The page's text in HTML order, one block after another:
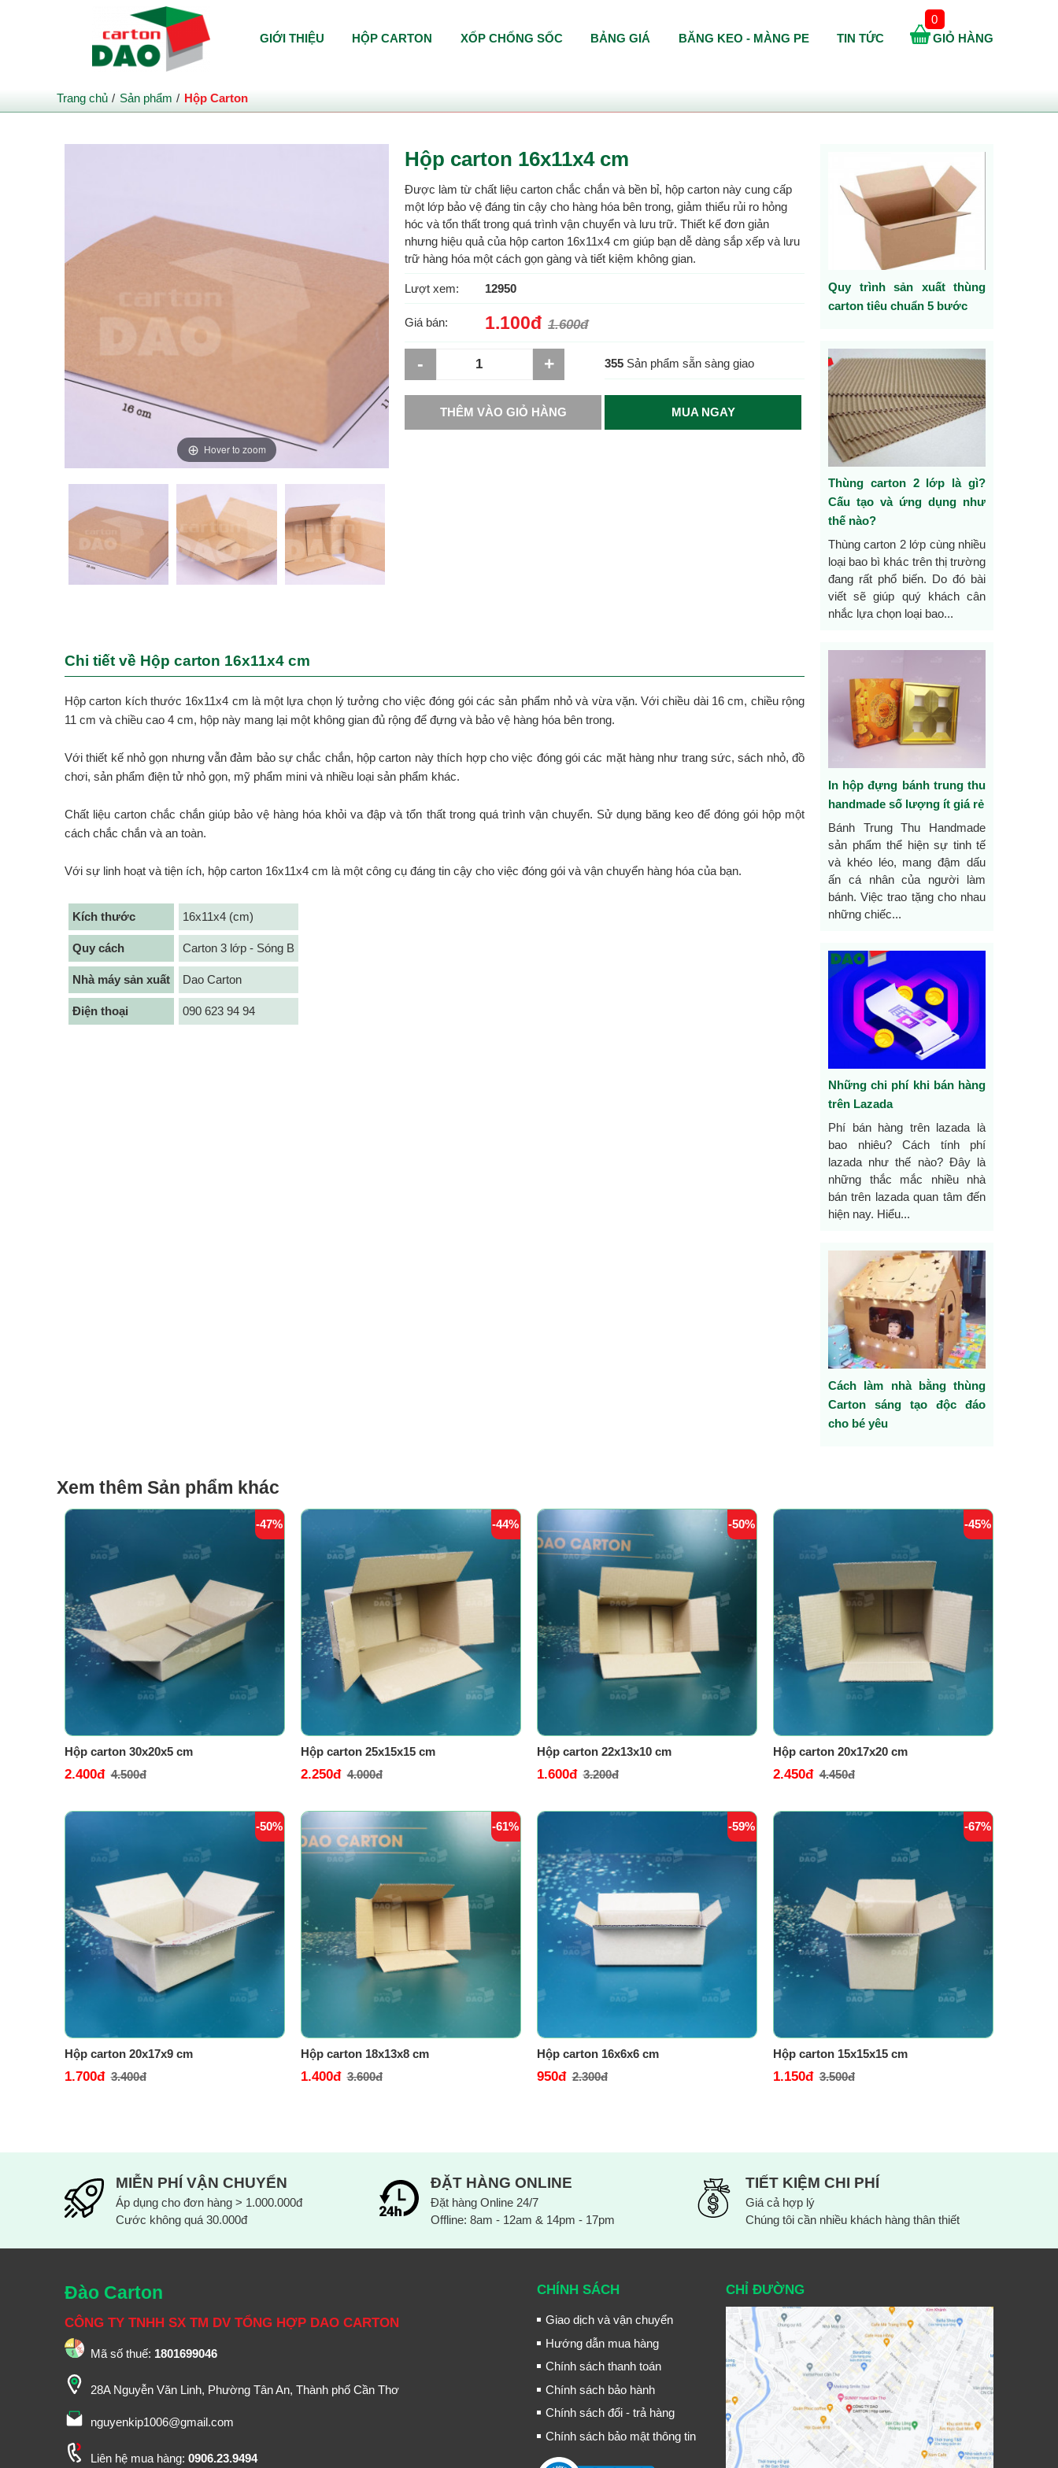
Trang chủ Sản phẩm Hộp Carton
Hover to zoom
Hộp carton 16x11x4 cm
Được làm từ chất liệu carton chắc chắn và bền bỉ, hộp carton này cung cấp
một lớp bảo vệ đáng tin cậy cho hàng hóa bên trong, giảm thiểu rủi ro hỏng
hóc và tổn thất trong quá trình vận chuyển và lưu trữ. Thiết kế đơn giản
nhưng hiệu quả của hộp carton 16x11x4 cm giúp bạn dễ dàng sắp xếp và lưu
trữ hàng hóa một cách gọn gàng và tiết kiệm không gian.
Lượt xem: 12950
Giá bán: 1.100đ 1.600đ
- + 355 Sản phẩm sẵn sàng giao
THÊM VÀO GIỎ HÀNG MUA NGAY
Chi tiết về Hộp carton 16x11x4 cm
Hộp carton kích thước 16x11x4 cm là một lựa chọn lý tưởng cho việc đóng gói các sản phẩm nhỏ và vừa vặn. Với chiều dài 16 cm, chiều rộng
11 cm và chiều cao 4 cm, hộp này mang lại một không gian đủ rộng để đựng và bảo vệ hàng hóa bên trong.
Với thiết kế nhỏ gọn nhưng vẫn đảm bảo sự chắc chắn, hộp carton này thích hợp cho việc đóng gói các mặt hàng như trang sức, sách nhỏ, đồ
chơi, sản phẩm điện tử nhỏ gọn, mỹ phẩm mini và nhiều loại sản phẩm khác.
Chất liệu carton chắc chắn giúp bảo vệ hàng hóa khỏi va đập và tổn thất trong quá trình vận chuyển. Sử dụng băng keo để đóng gói hộp một
cách chắc chắn và an toàn.
Với sự linh hoạt và tiện ích, hộp carton 16x11x4 cm là một công cụ đáng tin cậy cho việc đóng gói và vận chuyển hàng hóa của bạn.
Kích thước 16x11x4 (cm)
Quy cách Carton 3 lớp - Sóng B
Nhà máy sản xuất Dao Carton
Điện thoại 090 623 94 94
Quy trình sản xuất thùng
carton tiêu chuẩn 5 bước
Thùng carton 2 lớp là gì?
Cấu tạo và ứng dụng như
thế nào?
Thùng carton 2 lớp cùng nhiều
loại bao bì khác trên thị trường
đang rất phổ biến. Do đó bài
viết sẽ giúp quý khách cân
nhắc lựa chọn loại bao...
In hộp đựng bánh trung thu
handmade số lượng ít giá rẻ
Bánh Trung Thu Handmade
sản phẩm thể hiện sự tinh tế
và khéo léo, mang đậm dấu
ấn cá nhân của người làm
bánh. Việc trao tặng cho nhau
những chiếc...
Những chi phí khi bán hàng
trên Lazada
Phí bán hàng trên lazada là
bao nhiêu? Cách tính phí
lazada như thế nào? Đây là
những thắc mắc nhiều nhà
bán trên lazada quan tâm đến
hiện nay. Hiểu...
Cách làm nhà bằng thùng
Carton sáng tạo độc đáo
cho bé yêu
Xem thêm Sản phẩm khác
-47%
Hộp carton 30x20x5 cm
2.400đ 4.500đ
-44%
Hộp carton 25x15x15 cm
2.250đ 4.000đ
-50%
Hộp carton 22x13x10 cm
1.600đ 3.200đ
-45%
Hộp carton 20x17x20 cm
2.450đ 4.450đ
-50%
Hộp carton 20x17x9 cm
1.700đ 3.400đ
-61%
Hộp carton 18x13x8 cm
1.400đ 3.600đ
-59%
Hộp carton 16x6x6 cm
950đ 2.300đ
-67%
Hộp carton 15x15x15 cm
1.150đ 3.500đ
GIỚI THIỆU HỘP CARTON XỐP CHỐNG SỐC BẢNG GIÁ BĂNG KEO - MÀNG PE TIN TỨC GIỎ HÀNG
0
MIỄN PHÍ VẬN CHUYỂN
Áp dụng cho đơn hàng > 1.000.000đ
Cước không quá 30.000đ
ĐẶT HÀNG ONLINE
Đặt hàng Online 24/7
Offline: 8am - 12am & 14pm - 17pm
TIẾT KIỆM CHI PHÍ
Giá cả hợp lý
Chúng tôi cần nhiều khách hàng thân thiết
Đào Carton
CÔNG TY TNHH SX TM DV TỔNG HỢP DAO CARTON
Mã số thuế: 1801699046
28A Nguyễn Văn Linh, Phường Tân An, Thành phố Cần Thơ
nguyenkip1006@gmail.com
Liên hệ mua hàng: 0906.23.9494
CHÍNH SÁCH
Giao dịch và vận chuyển
Hướng dẫn mua hàng
Chính sách thanh toán
Chính sách bảo hành
Chính sách đổi - trả hàng
Chính sách bảo mật thông tin
CHỈ ĐƯỜNG